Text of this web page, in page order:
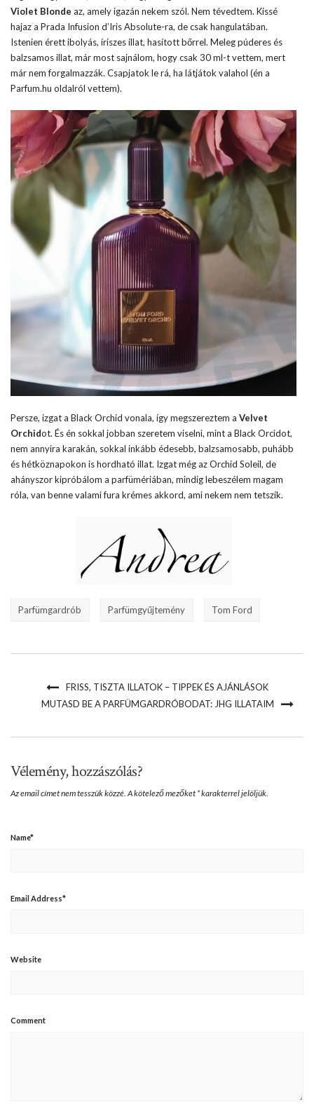
Violet Blonde az, amely igazán nekem szól. Nem tévedtem. Kissé
hajaz a Prada Infusion d’Iris Absolute-ra, de csak hangulatában.
Istenien érett ibolyás, íriszes illat, hasított bőrrel. Meleg púderes és
balzsamos illat, már most sajnálom, hogy csak 30 ml-t vettem, mert
már nem forgalmazzák. Csapjatok le rá, ha látjátok valahol (én a
Parfum.hu oldalról vettem).
Persze, izgat a Black Orchid vonala, így megszereztem a Velvet
Orchidot. És én sokkal jobban szeretem viselni, mint a Black Orcidot,
nem annyira karakán, sokkal inkább édesebb, balzsamosabb, puhább
és hétköznapokon is hordható illat. Izgat még az Orchid Soleil, de
ahányszor kipróbálom a parfümériában, mindig lebeszélem magam
róla, van benne valami fura krémes akkord, ami nekem nem tetszik.
Parfümgardrób Parfümgyűjtemény Tom Ford
FRISS, TISZTA ILLATOK – TIPPEK ÉS AJÁNLÁSOK
MUTASD BE A PARFÜMGARDRÓBODAT: JHG ILLATAIM
Vélemény, hozzászólás?
Az email címet nem tesszük közzé.A kötelező mezőket *karakterrel jelöljük.
Name*
Email Address*
Website
Comment